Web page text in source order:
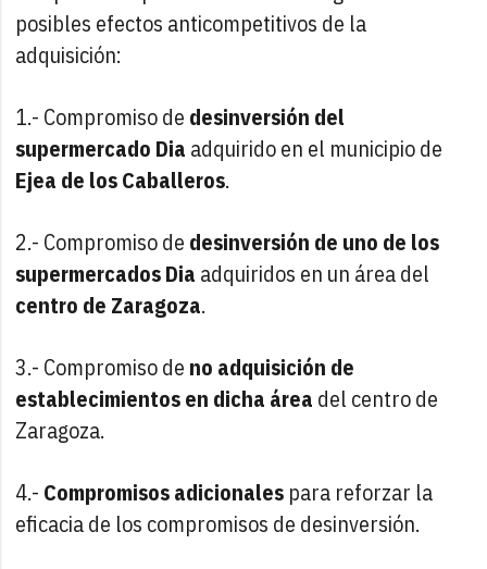
posibles efectos anticompetitivos de la
adquisición:
1.- Compromiso de desinversión del
supermercado Dia adquirido en el municipio de
Ejea de los Caballeros.
2.- Compromiso de desinversión de uno de los
supermercados Dia adquiridos en un área del
centro de Zaragoza.
3.- Compromiso de no adquisición de
establecimientosen dicha área del centro de
Zaragoza.
4.- Compromisos adicionales para reforzar la
eficacia de los compromisos de desinversión.